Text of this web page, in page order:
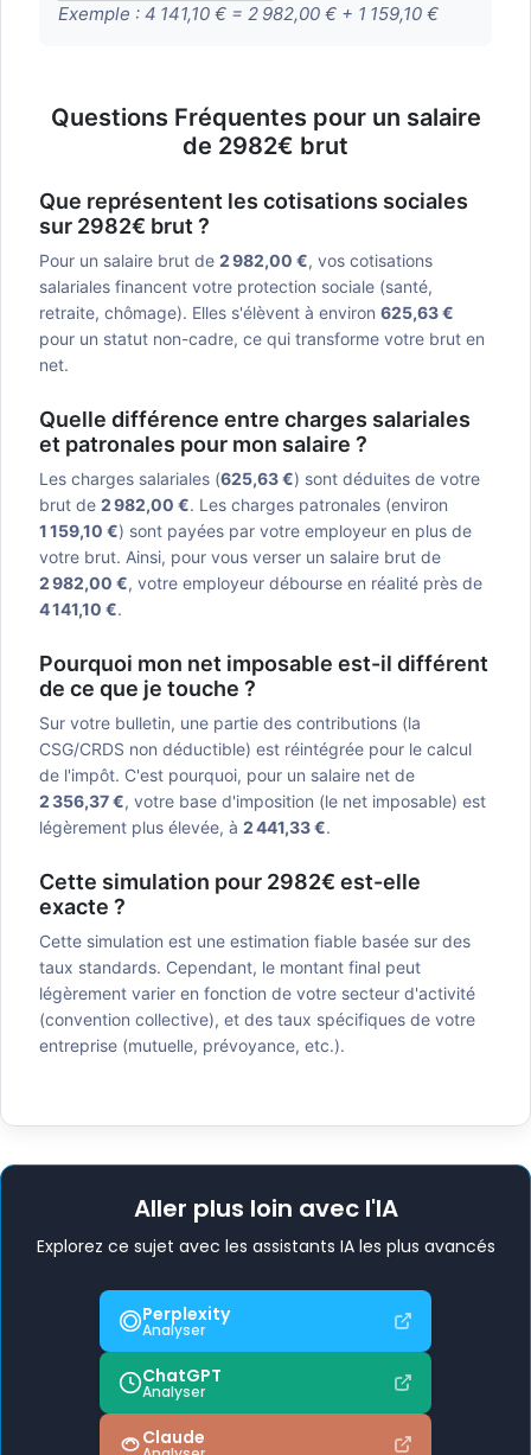
Exemple : 4 141,10 € = 2 982,00 € + 1 159,10 €
Questions Fréquentes pour un salaire
de 2982€ brut
Que représentent les cotisations sociales
sur 2982€ brut ?
Pour un salaire brut de 2 982,00 €, vos cotisations
salariales financent votre protection sociale (santé,
retraite, chômage). Elles s'élèvent à environ 625,63 €
pour un statut non-cadre, ce qui transforme votre brut en
net.
Quelle différence entre charges salariales
et patronales pour mon salaire ?
Les charges salariales (625,63 €) sont déduites de votre
brut de 2 982,00 €. Les charges patronales (environ
1 159,10 €) sont payées par votre employeur en plus de
votre brut. Ainsi, pour vous verser un salaire brut de
2 982,00 €, votre employeur débourse en réalité près de
4 141,10 €.
Pourquoi mon net imposable est-il différent
de ce que je touche ?
Sur votre bulletin, une partie des contributions (la
CSG/CRDS non déductible) est réintégrée pour le calcul
de l'impôt. C'est pourquoi, pour un salaire net de
2 356,37 €, votre base d'imposition (le net imposable) est
légèrement plus élevée, à 2 441,33 €.
Cette simulation pour 2982€ est-elle
exacte ?
Cette simulation est une estimation fiable basée sur des
taux standards. Cependant, le montant final peut
légèrement varier en fonction de votre secteur d'activité
(convention collective), et des taux spécifiques de votre
entreprise (mutuelle, prévoyance, etc.).
Aller plus loin avec l'IA
Explorez ce sujet avec les assistants IA les plus avancés
Perplexity
Analyser
ChatGPT
Analyser
Claude